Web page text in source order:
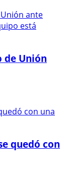
de Unión
quedó con